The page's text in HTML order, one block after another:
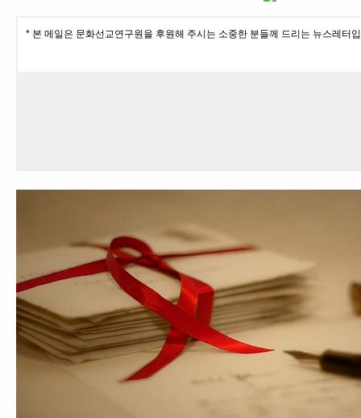
* 본 메일은 문화선교연구원을 후원해 주시는 소중한 분들께 드리는 뉴스레터